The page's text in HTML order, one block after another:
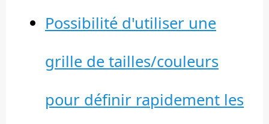
Possibilité d'utiliser une
grille de tailles/couleurs
pour définir rapidement les